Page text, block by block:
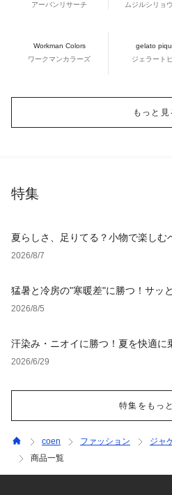
アーバンリサーチ
ムジルシリョ
Workman Colors
ワークマンカラーズ
gelato
ジェラート
もっと見
特集
夏らしさ、足りてる？小物で楽しむ
2026/8/7
猛暑と冷房の"寒暖差"に勝つ！サッ
2026/8/5
汗染み・ニオイに勝つ！夏を快適に
テム
2026/6/29
特集をもっ
coen ファッション ジャ
商品一覧